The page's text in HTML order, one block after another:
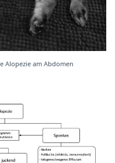
Alopezie am Abdomen